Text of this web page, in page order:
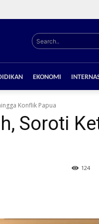
Search..
EKONOMI
Konflik Papua
Soroti
124